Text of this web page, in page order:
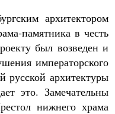
архитектором
памятника в честь
был возведен и
императорского
русской архитектуры
это. Замечательны
нижнего храма
Георгий Победоносец. Научись у
святого
Роман Котов